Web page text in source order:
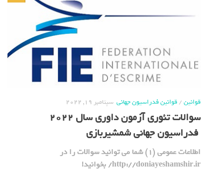
قوانین/قوانین فدراسیون جهانی سپتامبر 19, 2022
سوالات تئوری آزمون داوری سال 2022
فدراسیون جهانی شمشیربازی
اطلاعات عمومی (1) شما می توانید سوالات را در
http://doniayeshamshir.ir/ بخوانید!